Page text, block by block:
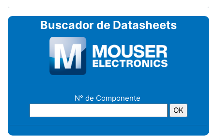
Buscador de Datasheets
N° de Componente